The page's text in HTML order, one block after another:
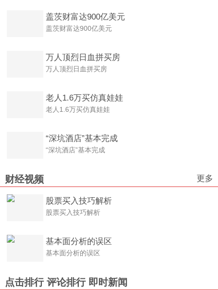
盖茨财富达900亿美元
盖茨财富达900亿美元
万人顶烈日血拼买房
万人顶烈日血拼买房
老人1.6万买仿真娃娃
老人1.6万买仿真娃娃
“深坑酒店”基本完成
“深坑酒店”基本完成
财经视频 更多
股票买入技巧解析
股票买入技巧解析
基本面分析的误区
基本面分析的误区
点击排行 评论排行 即时新闻